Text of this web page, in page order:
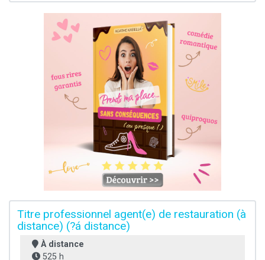
Titre professionnel agent(e) de restauration (à
distance) (?á distance)
À distance
525 h